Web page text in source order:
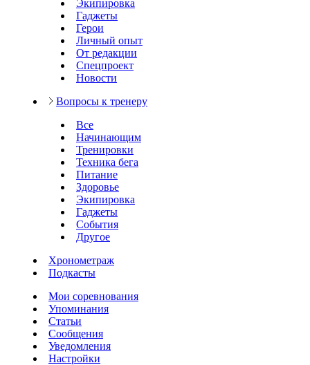
Экипировка
Гаджеты
Герои
Личный опыт
От редакции
Спецпроект
Новости
Вопросы к тренеру
Все
Начинающим
Тренировки
Техника бега
Питание
Здоровье
Экипировка
Гаджеты
События
Другое
Хронометраж
Подкасты
Мои соревнования
Упоминания
Статьи
Сообщения
Уведомления
Настройки